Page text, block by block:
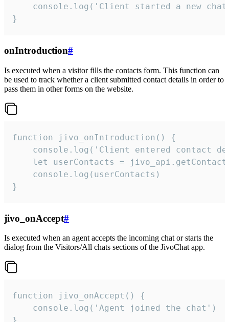
console.log('Client started a new
}
onIntroduction#
Is executed when a visitor fills the contacts form. This function can
be used to track whether a client submitted contact details in order to
pass them in other forms on the website.
function jivo_onIntroduction() {
console.log('Client entered contact
let userContacts =
    console.log(userContacts)
}
jivo_onAccept#
Is executed when an agent accepts the incoming chat or starts the
dialog from the Visitors/All chats sections of the JivoChat app.
function jivo_onAccept() {